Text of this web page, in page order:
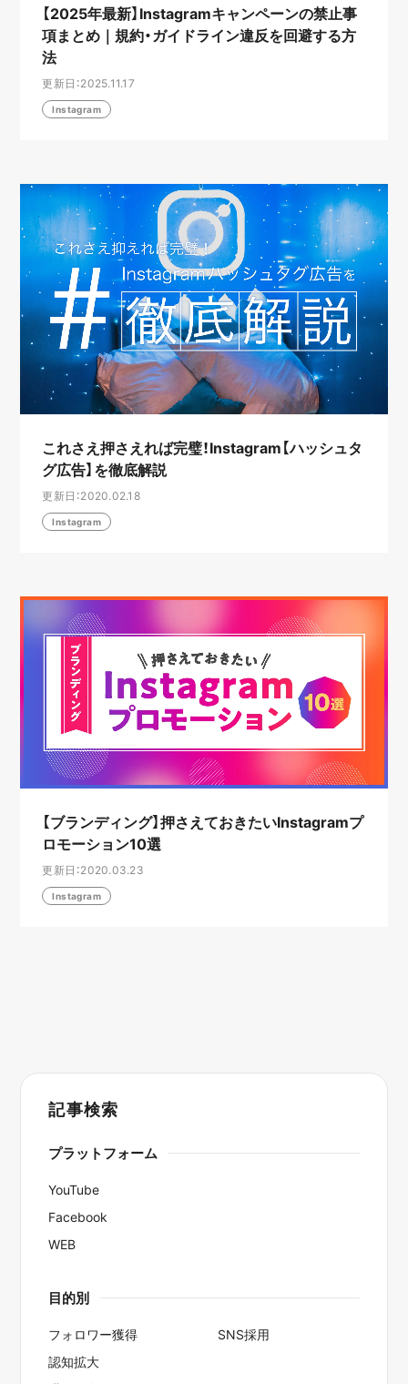
記事検索
プラットフォーム
YouTube
Facebook
WEB
目的別
フォロワー獲得
認知拡大
SNS採用
【2025年最新】Instagramキャンペーンの禁止事
項まとめ｜規約・ガイドライン違反を回避する方
法
更新日：2025.11.17
Instagram
これさえ押さえれば完璧！Instagram【ハッシュタ
グ広告】を徹底解説
更新日：2020.02.18
Instagram
【ブランディング】押さえておきたいInstagramプ
ロモーション10選
更新日：2020.03.23
Instagram